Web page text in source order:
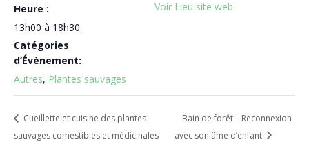
Heure :
13h00 à 18h30
Catégories
d’Évènement:
Autres, Plantes sauvages
Voir Lieu site web
Cueillette et cuisine des plantes
sauvages comestibles et médicinales
Bain de forêt – Reconnexion
avec son âme d’enfant